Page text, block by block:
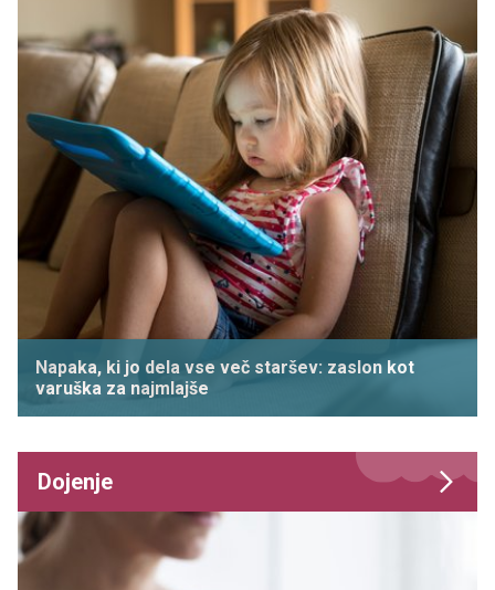
Napaka, ki jo dela vse več staršev: zaslon kot
varuška za najmlajše
Dojenje